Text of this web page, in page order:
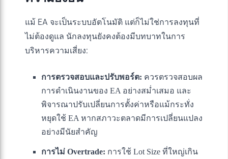
แม้ EA จะเป็นระบบอัตโนมัติ แต่ก็ไม่ใช่การลงทุนที่
ไม่ต้องดูแล นักลงทุนยังคงต้องมีบทบาทในการ
บริหารความเสี่ยง:
การตรวจสอบและปรับพอร์ต: ควรตรวจสอบผล
การดำเนินงานของ EA อย่างสม่ำเสมอ และ
พิจารณาปรับเปลี่ยนการตั้งค่าหรือแม้กระทั่ง
หยุดใช้ EA หากสภาวะตลาดมีการเปลี่ยนแปลง
อย่างมีนัยสำคัญ
การไม่ Overtrade: การใช้ Lot Size ที่ใหญ่เกิน